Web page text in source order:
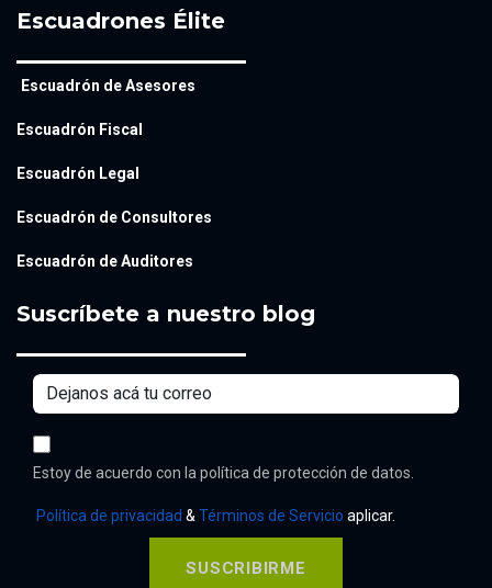
Escuadrones Élite
Escuadrón de Asesores
Escuadrón Fiscal
Escuadrón Legal
Escuadrón de Consultores
Escuadrón de Auditores
Suscríbete a nuestro blog
Estoy de acuerdo con la política de protección de datos.
Política de privacidad & Términos de Servicio aplicar.
SUSCRIBIRME